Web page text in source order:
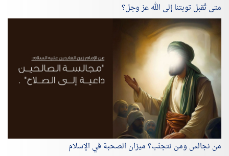
متى تُقبل توبتنا إلى الله عز وجل؟
من نجالس ومن نتجنّب؟ ميزان الصحبة في الإسلام